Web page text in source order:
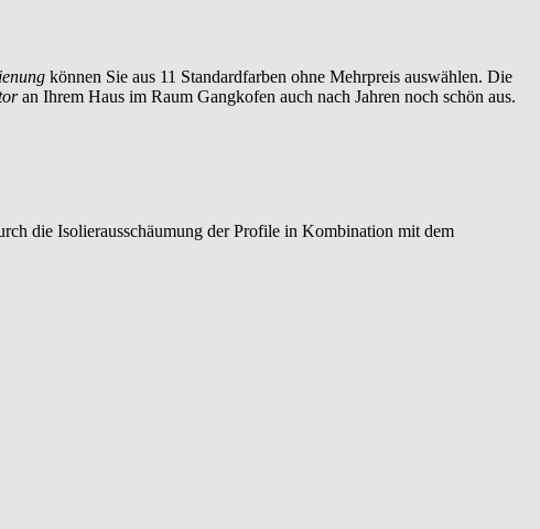
können Sie aus 11 Standardfarben ohne Mehrpreis auswählen. Die
an Ihrem Haus im Raum Gangkofen auch nach Jahren noch schön aus.
die Isolierausschäumung der Profile in Kombination mit dem